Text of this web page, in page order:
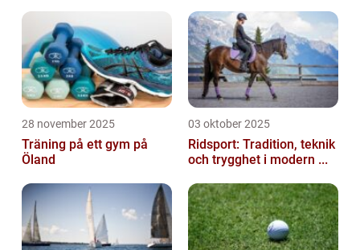
28 november 2025
Träning på ett gym på
Öland
03 oktober 2025
Ridsport: Tradition, teknik
och trygghet i modern ...